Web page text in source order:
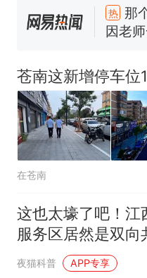
人生
新 搬
交
部作废
空调
电力
佛山
试前
热
那
因老
人生
苍南这新增停车位
在苍南
这也太壕了吧！江
服务区居然是双向
夜猫科普 APP专享